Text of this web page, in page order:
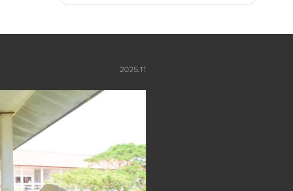
2025.11